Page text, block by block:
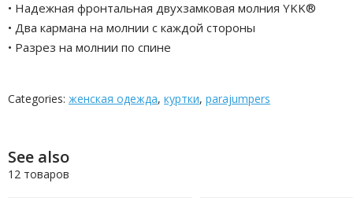
• Надежная фронтальная двухзамковая молния YKK®
• Два кармана на молнии с каждой стороны
• Разрез на молнии по спине
Categories: женская одежда, куртки, parajumpers
See also
12 товаров